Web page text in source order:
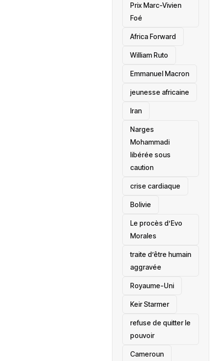
Prix Marc-Vivien
Foé
‎Africa Forward
William Ruto
Emmanuel Macron
jeunesse africaine
‎Iran
Narges
Mohammadi
libérée sous
caution
crise cardiaque
‎Bolivie
Le procès d’Evo
Morales
traite d’être humain
aggravée
‎Royaume-Uni
Keir Starmer
refuse de quitter le
pouvoir
‎Cameroun